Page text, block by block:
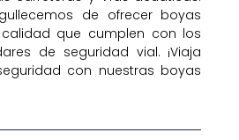
de ofrecer boyas
que cumplen con los
de seguridad vial. ¡Viaja
con nuestras boyas